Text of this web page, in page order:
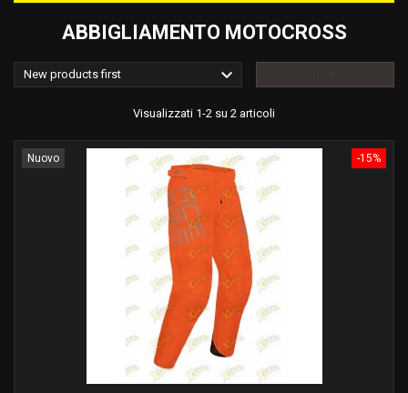
ABBIGLIAMENTO MOTOCROSS
New products first 
Visualizzati 1-2 su 2 articoli
-15%
Nuovo